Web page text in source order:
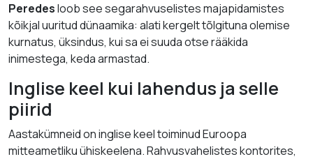
Peredesloob see segarahvuselistes majapidamistes
kõikjal uuritud dünaamika: alati kergelt tõlgituna olemise
kurnatus, üksindus, kui sa ei suuda otse rääkida
inimestega, keda armastad.
Inglise keel kui lahendus ja selle
piirid
Aastakümneid on inglise keel toiminud Euroopa
mitteametliku ühiskeelena. Rahvusvahelistes kontorites,